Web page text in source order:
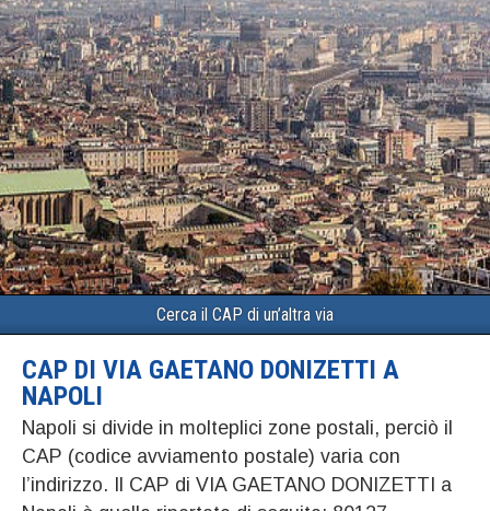
Cerca il CAP di un’altra via
CAP DI VIA GAETANO DONIZETTI A
NAPOLI
Napoli si divide in molteplici zone postali, perciò il
CAP (codice avviamento postale) varia con
l’indirizzo. Il CAP di VIA GAETANO DONIZETTI a